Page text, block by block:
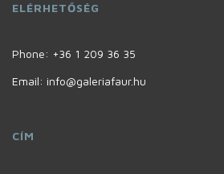
ELÉRHETŐSÉG
Phone: +36 1 209 36 35
Email: info@galeriafaur.hu
CÍM